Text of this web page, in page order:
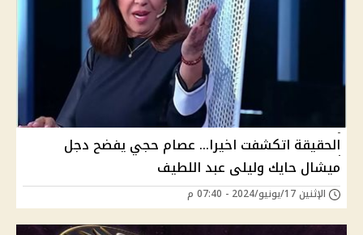
الحقيقة اتكشفت اخيرا... عصام حجي يفضح دجل
ميشال حايك وليلى عبد اللطيف
الإثنين 17/يونيو/2024 - 07:40 م